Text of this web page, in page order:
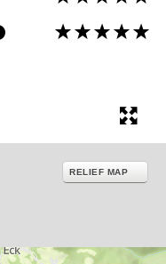
RELIEF MAP